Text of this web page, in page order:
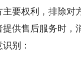
主要权利，排除对
提供售后服务时，
别：